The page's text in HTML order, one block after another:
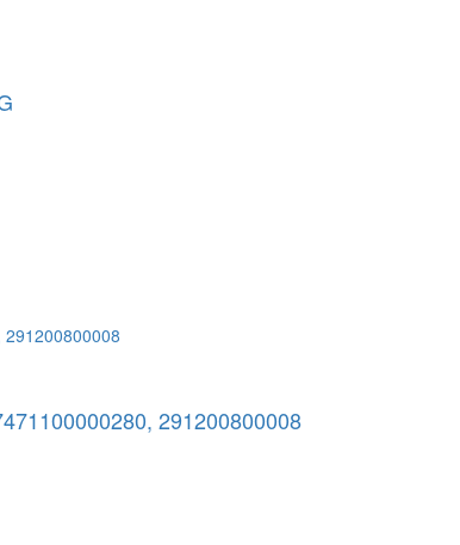
291200800008